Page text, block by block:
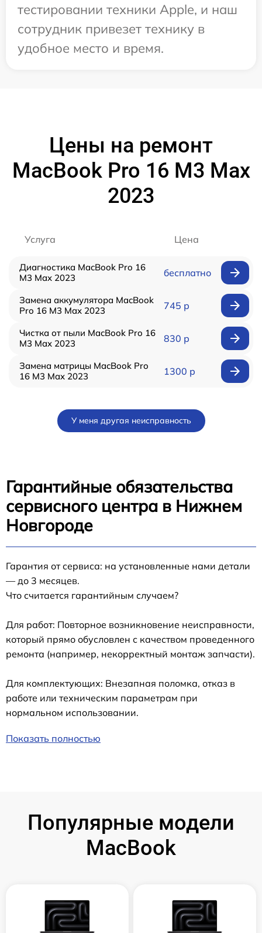
тестировании техники Apple, и наш
сотрудник привезет технику в
удобное место и время.
Цены на ремонт
MacBook Pro 16 M3 Max
2023
Услуга Цена
Диагностика MacBook Pro 16
M3 Max 2023
бесплатно
Замена аккумулятора MacBook
Pro 16 M3 Max 2023
745 р
Чистка от пыли MacBook Pro 16
M3 Max 2023
830 р
Замена матрицы MacBook Pro
16 M3 Max 2023
1300 р
У меня другая неисправность
Гарантийные обязательства
сервисного центра в Нижнем
Новгороде
Гарантия от сервиса: на установленные нами детали
— до 3 месяцев.
Что считается гарантийным случаем?
Для работ: Повторное возникновение неисправности,
который прямо обусловлен с качеством проведенного
ремонта (например, некорректный монтаж запчасти).
Для комплектующих: Внезапная поломка, отказ в
работе или техническим параметрам при
нормальном использовании.
Показать полностью
Популярные модели
MacBook